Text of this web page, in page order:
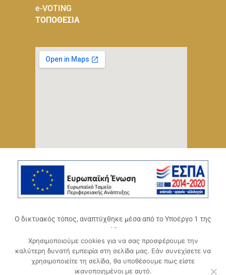
e-VOTING
ΤΟΠΟΘΕΣΙΑ
Ο δικτυακός τόπος, αναπτύχθηκε μέσα από το Υποέργο 1 της
πράξης
«Ψηφιακό Οικοσύστημα Επιχειρηματικότητας του
Επιμελητηρίου Αχαΐας» (ΟΠΣ 5045300),
Επιχειρησιακό Πρόγραμμα «Δυτική Ελλάδα 2014-2020».
Χρησιμοποιούμε cookies για να σας προσφέρουμε την
καλύτερη δυνατή εμπειρία στη σελίδα μας. Εάν συνεχίσετε να
χρησιμοποιείτε τη σελίδα, θα υποθέσουμε πως είστε
ικανοποιημένοι με αυτό.